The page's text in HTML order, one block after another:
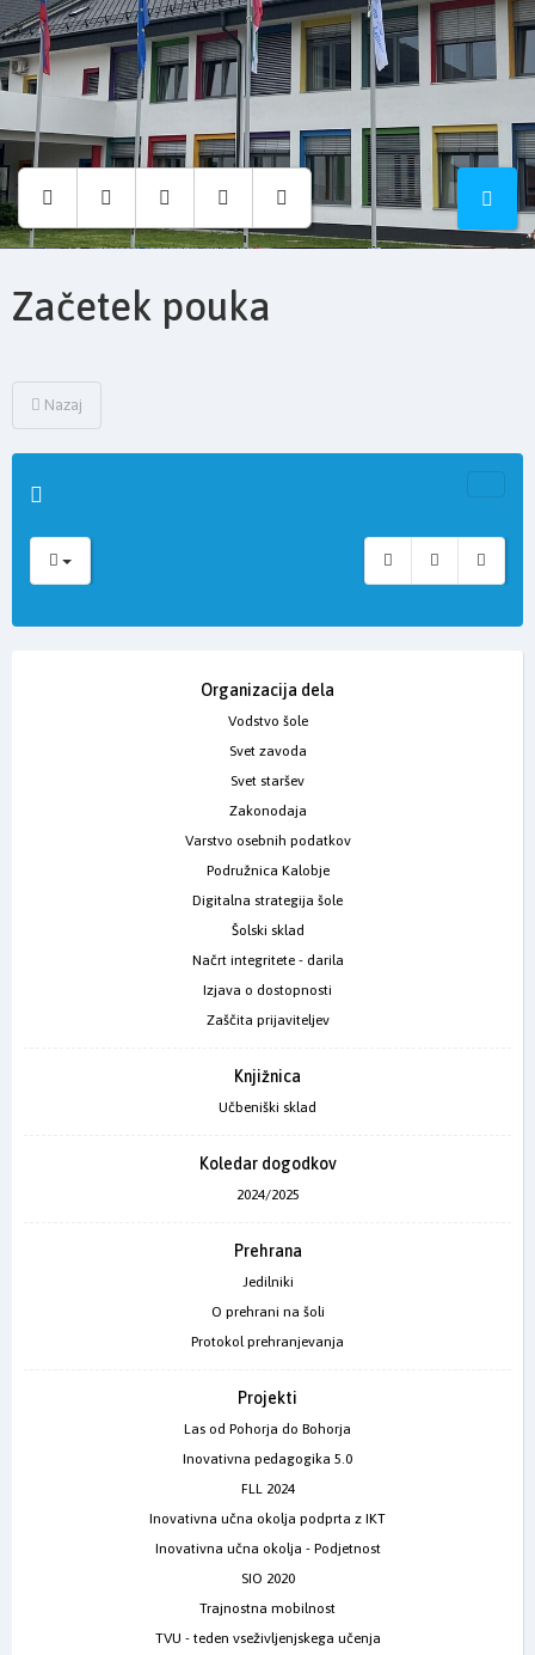
Osnovna
šola
Hruševec
Začetek pouka
Nazaj
Organizacija dela
Vodstvo šole
Svet zavoda
Svet staršev
Zakonodaja
Varstvo osebnih podatkov
Podružnica Kalobje
Digitalna strategija šole
Šolski sklad
Načrt integritete - darila
Izjava o dostopnosti
Zaščita prijaviteljev
Knjižnica
Učbeniški sklad
Koledar dogodkov
2024/2025
Prehrana
Jedilniki
O prehrani na šoli
Protokol prehranjevanja
Projekti
Las od Pohorja do Bohorja
Inovativna pedagogika 5.0
FLL 2024
Inovativna učna okolja podprta z IKT
Inovativna učna okolja - Podjetnost
SIO 2020
Trajnostna mobilnost
TVU - teden vseživljenjskega učenja